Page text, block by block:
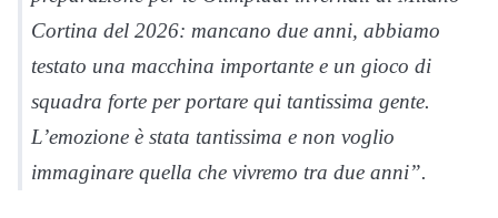
Cortina del 2026: mancano due anni, abbiamo
testato una macchina importante e un gioco di
squadra forte per portare qui tantissima gente.
L’emozione è stata tantissima e non voglio
immaginare quella che vivremo tra due anni”.